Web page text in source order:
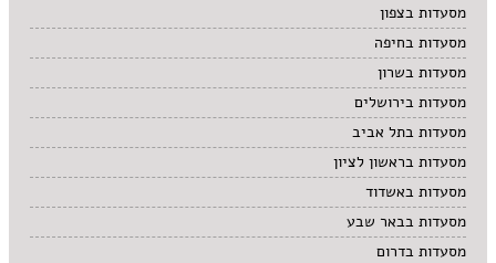
מסעדות בצפון
מסעדות בחיפה
מסעדות בשרון
מסעדות בירושלים
מסעדות בתל אביב
מסעדות בראשון לציון
מסעדות באשדוד
מסעדות בבאר שבע
מסעדות בדרום